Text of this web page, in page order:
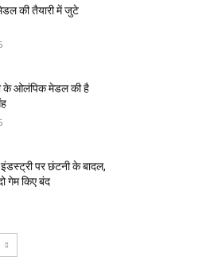
की तैयारी में जुटे
के ओलंपिक मेडल की है
पर छंटनी के बादल,
गेम किए बंद